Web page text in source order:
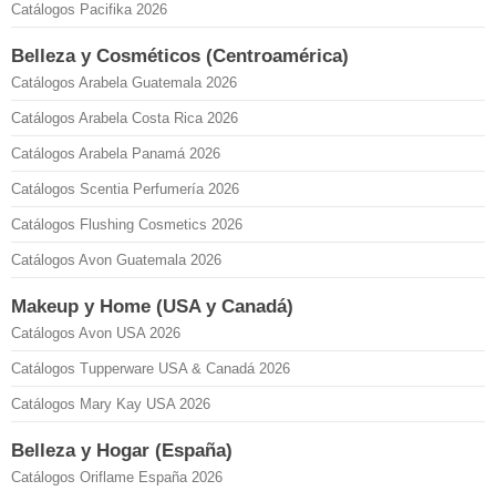
Catálogos Pacifika 2026
Belleza y Cosméticos (Centroamérica)
Catálogos Arabela Guatemala 2026
Catálogos Arabela Costa Rica 2026
Catálogos Arabela Panamá 2026
Catálogos Scentia Perfumería 2026
Catálogos Flushing Cosmetics 2026
Catálogos Avon Guatemala 2026
Makeup y Home (USA y Canadá)
Catálogos Avon USA 2026
Catálogos Tupperware USA & Canadá 2026
Catálogos Mary Kay USA 2026
Belleza y Hogar (España)
Catálogos Oriflame España 2026